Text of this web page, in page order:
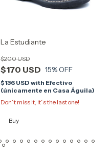
La Estudiante
$170 USD
$200 USD
15% OFF
$136 USD with Efectivo
(únicamente en Casa Águila)
Don´t miss it, it´s the last one!
Buy